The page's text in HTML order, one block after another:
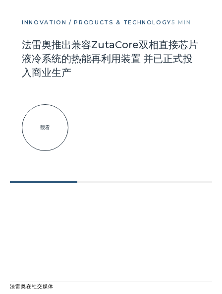
INNOVATION / PRODUCTS & TECHNOLOGY5 MIN
法雷奥推出兼容ZutaCore双相直接芯片
液冷系统的热能再利用装置 并已正式投
入商业生产
觀看
法雷奥在社交媒体